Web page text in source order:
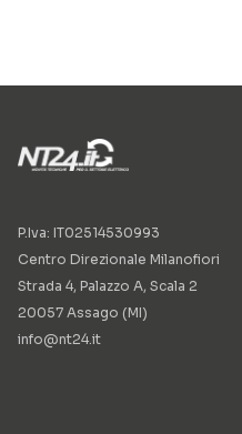
P.Iva: IT02514530993
Centro Direzionale Milanofiori
Strada 4, Palazzo A, Scala 2
20057 Assago (MI)
info@nt24.it